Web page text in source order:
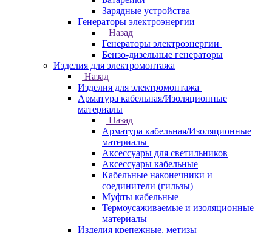
Зарядные устройства
Генераторы электроэнергии
Назад
Генераторы электроэнергии
Бензо-дизельные генераторы
Изделия для электромонтажа
Назад
Изделия для электромонтажа
Арматура кабельная/Изоляционные
материалы
Назад
Арматура кабельная/Изоляционные
материалы
Аксессуары для светильников
Аксессуары кабельные
Кабельные наконечники и
соединители (гильзы)
Муфты кабельные
Термоусаживаемые и изоляционные
материалы
Изделия крепежные, метизы